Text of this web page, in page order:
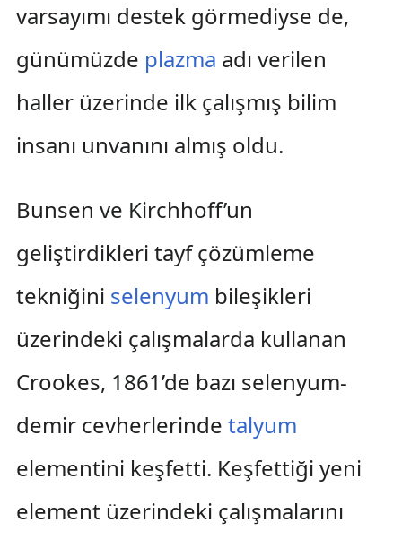
varsayımı destek görmediyse de,
günümüzde plazma adı verilen
haller üzerinde ilk çalışmış bilim
insanı unvanını almış oldu.
Bunsen ve Kirchhoff’un
geliştirdikleri tayf çözümleme
tekniğini selenyum bileşikleri
üzerindeki çalışmalarda kullanan
Crookes, 1861’de bazı selenyum-
demir cevherlerinde talyum
elementini keşfetti. Keşfettiği yeni
element üzerindeki çalışmalarını